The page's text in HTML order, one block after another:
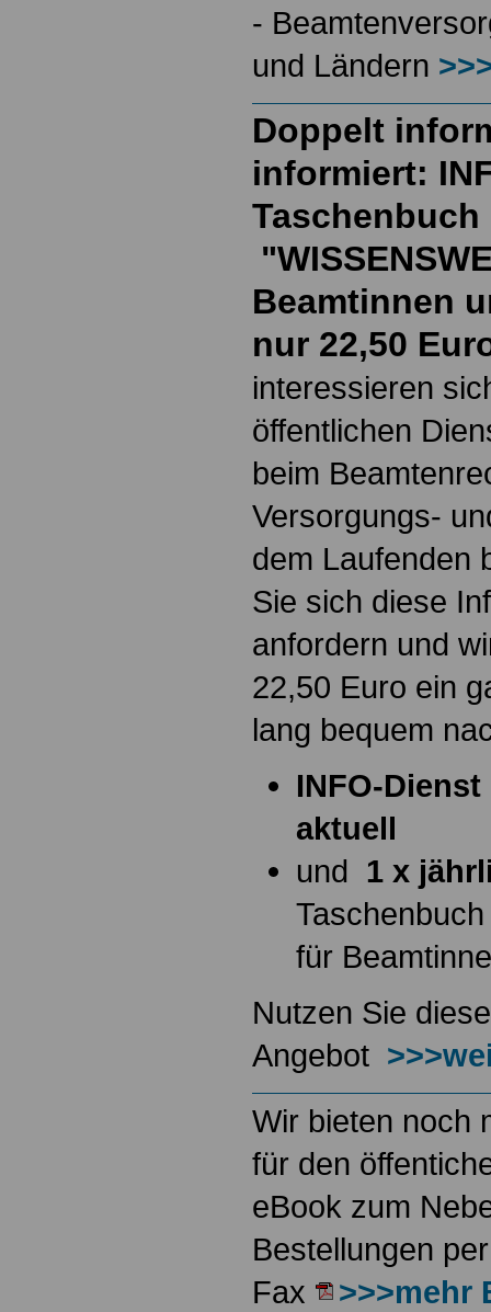
-
und Ländern
Doppelt
informiert:
Taschenbuch
Beamtinnen
nur 22,50
interessieren
öffentlichen
beim
Versorgungs-
dem Laufenden
Sie sich diese
anfordern und
22,50 Euro ein
lang bequem
INFO-
aktuell
und 1 x
Taschenbuch
für
Nutzen Sie
Angebot
Wir bieten noch
für den
eBook zum
Bestellungen
Fax
>>>mehr